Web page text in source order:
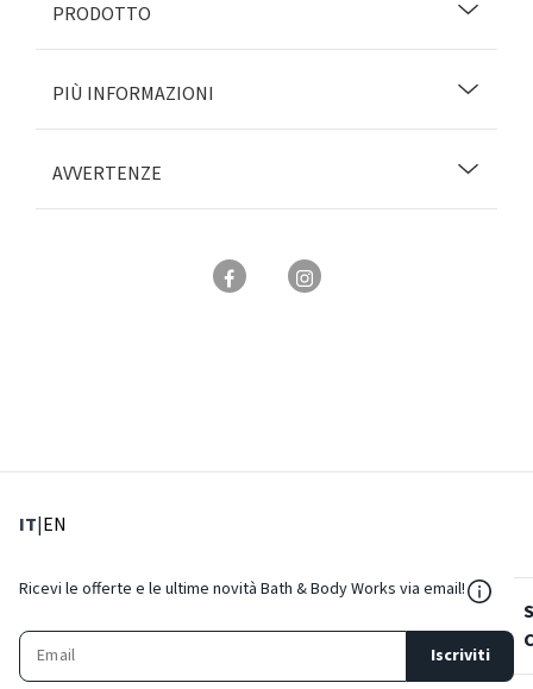
PRODOTTO
PIÙ INFORMAZIONI
AVVERTENZE
IT: Lingua corrente
|EN
Ricevi le offerte e le ultime novità Bath & Body Works via email!
Iscriviti